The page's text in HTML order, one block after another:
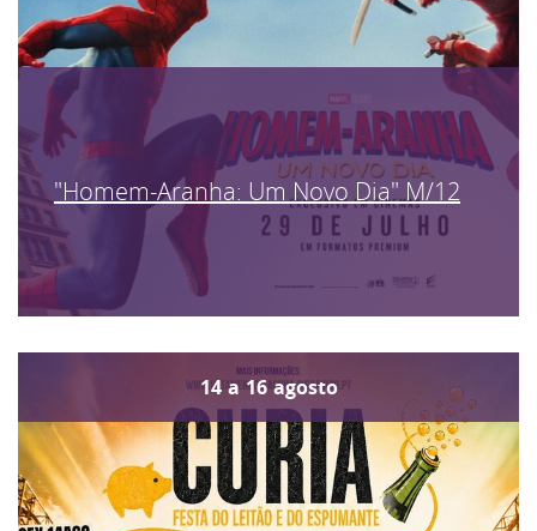
"Homem-Aranha: Um Novo Dia" M/12
14 a 16 agosto